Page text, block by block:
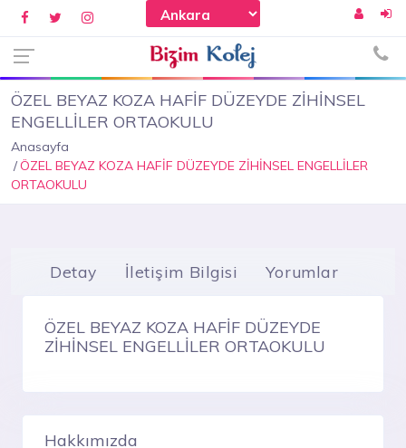
ÖZEL BEYAZ KOZA HAFİF DÜZEYDE ZİHİNSEL
ENGELLİLER ORTAOKULU
Anasayfa
ÖZEL BEYAZ KOZA HAFİF DÜZEYDE ZİHİNSEL ENGELLİLER
ORTAOKULU
Detay İletişim Bilgisi Yorumlar
ÖZEL BEYAZ KOZA HAFİF DÜZEYDE
ZİHİNSEL ENGELLİLER ORTAOKULU
Hakkımızda